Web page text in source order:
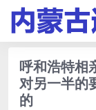
呼和浩特相
对另一半的
的